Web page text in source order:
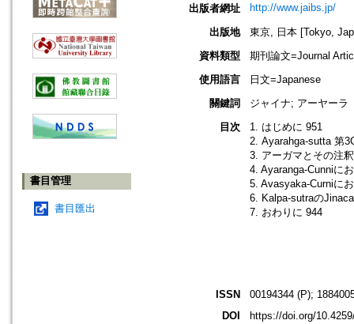
書目管理
書目匯出
出版者網址
http://www.jaibs.jp/
出版地
東京, 日本 [Tokyo,
資料類型
期刊論文=Journal
使用語言
日文=Japanese
關鍵詞
ジャイナ; アーヤーラ
目次
1. はじめに 951
2. Ayarahga-sutta 第
3. アーガマとその注
4. Ayaranga-Cunniに
5. Avasyaka-Curniに
6. Kalpa-sutraの
7. おわりに 944
ISSN
00194344 (P);
DOI
https://doi.org/